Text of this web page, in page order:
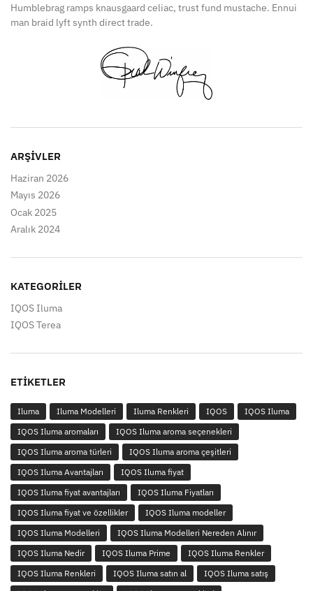
Humblebrag ramps knausgaard celiac, trust fund mustache. Ennui
man braid lyft synth direct trade.
ARŞIVLER
Haziran 2026
Mayıs 2026
Ocak 2025
Aralık 2024
KATEGORILER
IQOS Iluma
IQOS Terea
ETIKETLER
Iluma Iluma Modelleri Iluma Renkleri IQOS
IQOS Iluma
IQOS Iluma aromaları
IQOS Iluma aroma seçenekleri
IQOS Iluma aroma türleri
IQOS Iluma aroma çeşitleri
IQOS Iluma Avantajları
IQOS Iluma fiyat
IQOS Iluma fiyat avantajları
IQOS Iluma Fiyatları
IQOS Iluma fiyat ve özellikler
IQOS Iluma modeller
IQOS Iluma Modelleri
IQOS Iluma Modelleri Nereden Alınır
IQOS Iluma Nedir
IQOS Iluma Prime
IQOS Iluma Renkler
IQOS Iluma Renkleri
IQOS Iluma satın al
IQOS Iluma satış